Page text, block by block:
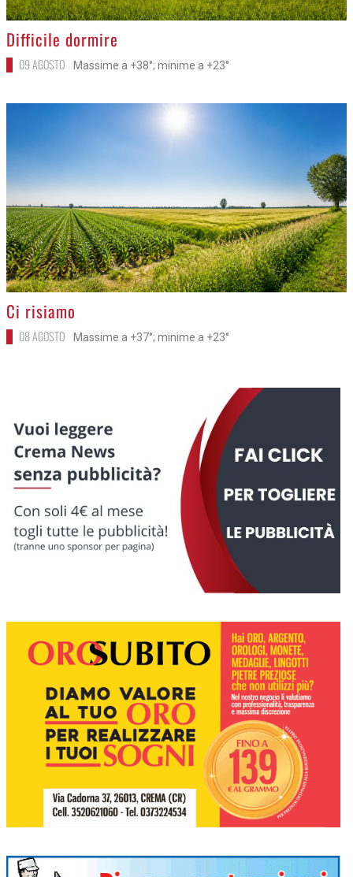
>
Difficile dormire
09 AGOSTO Massime a +38°; minime a +23°
>
Ci risiamo
08 AGOSTO Massime a +37°; minime a +23°